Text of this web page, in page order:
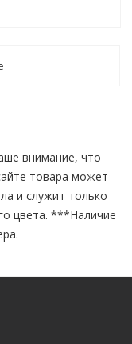
внимание, что
товара может
и служит только
цвета. ***Наличие